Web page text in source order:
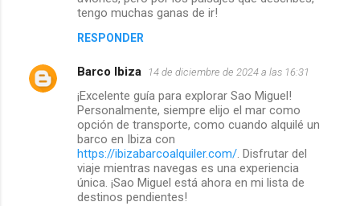
tengo muchas ganas de ir!
RESPONDER
Barco Ibiza 14 de diciembre de 2024 a las 16:31
¡Excelente guía para explorar Sao Miguel!
Personalmente, siempre elijo el mar como
opción de transporte, como cuando alquilé un
barco en Ibiza con
https://ibizabarcoalquiler.com/. Disfrutar del
viaje mientras navegas es una experiencia
única. ¡Sao Miguel está ahora en mi lista de
destinos pendientes!